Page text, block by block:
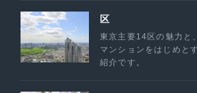
区
東京主要14区の魅力と
マンションをはじめと
紹介です。